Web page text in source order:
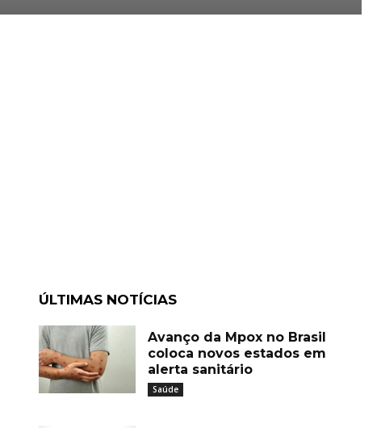
ÚLTIMAS NOTÍCIAS
Avanço da Mpox no Brasil
coloca novos estados em
alerta sanitário
Saúde